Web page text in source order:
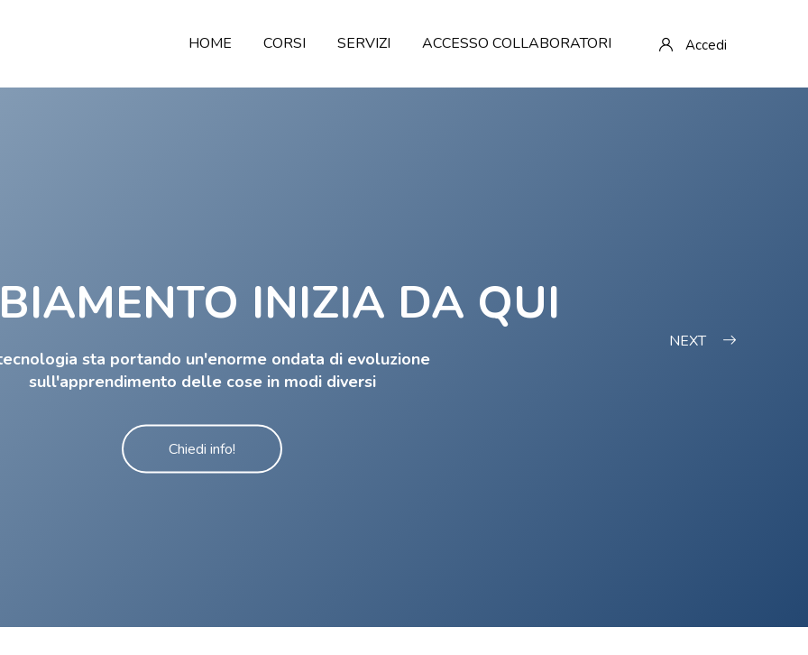
HOME CORSI SERVIZI ACCESSO COLLABORATORI Accedi
INIZIA DA QUI
sta portando un'enorme ondata di evoluzione
sull'apprendimento delle cose in modi diversi
Chiedi info!
NEXT